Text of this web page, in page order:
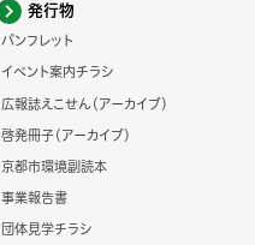
発行物
パンフレット
イベント案内チラシ
広報誌えこせん（アーカイブ）
啓発冊子（アーカイブ）
京都市環境副読本
事業報告書
団体見学チラシ